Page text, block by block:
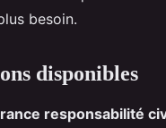
besoin.
disponibles
responsabilité